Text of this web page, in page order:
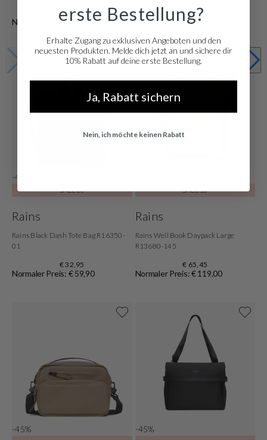
€ 81,95
Normaler Preis: € 149,00
-45%
SALE10
Rains
Rains Black Dash Tote Bag R16350-
01
€ 32,95
Normaler Preis: € 59,90
SALE10
Rains
Rains Well Book Daypack Large
R13680-145
€ 65,45
Normaler Preis: € 119,00
-45% -45%
erste Bestellung?
Erhalte Zugang zu exklusiven Angeboten und den
neuesten Produkten. Melde dich jetzt an und sichere dir
10% Rabatt auf deine erste Bestellung.
Ja, Rabatt sichern
Nein, ich möchte keinen Rabatt